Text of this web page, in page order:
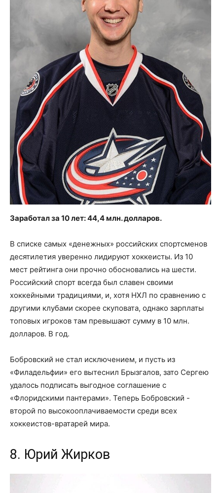
Заработал за 10 лет: 44,4 млн. долларов.
В списке самых «денежных» российских спортсменов
десятилетия уверенно лидируют хоккеисты. Из 10
мест рейтинга они прочно обосновались на шести.
Российский спорт всегда был славен своими
хоккейными традициями, и, хотя НХЛ по сравнению с
другими клубами скорее скуповата, однако зарплаты
топовых игроков там превышают сумму в 10 млн.
долларов. В год.
Бобровский не стал исключением, и пусть из
«Филадельфии» его вытеснил Брызгалов, зато Сергею
удалось подписать выгодное соглашение с
«Флоридскими пантерами». Теперь Бобровский -
второй по высокооплачиваемости среди всех
хоккеистов-вратарей мира.
8. Юрий Жирков